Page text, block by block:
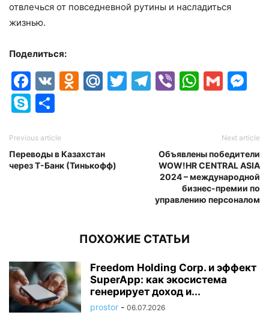
отвлечься от повседневной рутины и насладиться
жизнью.
Поделиться:
Facebook
VK Odnoklassniki
Mail.Ru
Twitter
Telegram
Viber
Skype
Previous article
Переводы в Казахстан
через Т-Банк (Тинькофф)
Next article
Объявлены победители
WOW!HR CENTRAL ASIA
2024 – международной
бизнес-премии по
управлению персоналом
ПОХОЖИЕ СТАТЬИ
Freedom Holding Corp. и эффект
SuperApp: как экосистема
генерирует доход и...
prostor - 06.07.2026